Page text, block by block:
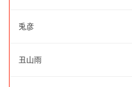
兎彦
丑山雨